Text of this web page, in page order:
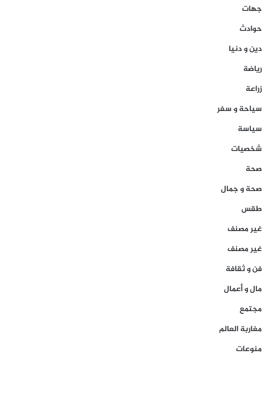
جهات
حوادث
دين و دنيا
رياضة
زراعة
سياحة و سفر
سياسة
شخصيات
صحة
صحة و جمال
طقس
غير مصنف
غير مصنف
فن و ثقافة
مال و أعمال
مجتمع
مغاربة العالم
منوعات